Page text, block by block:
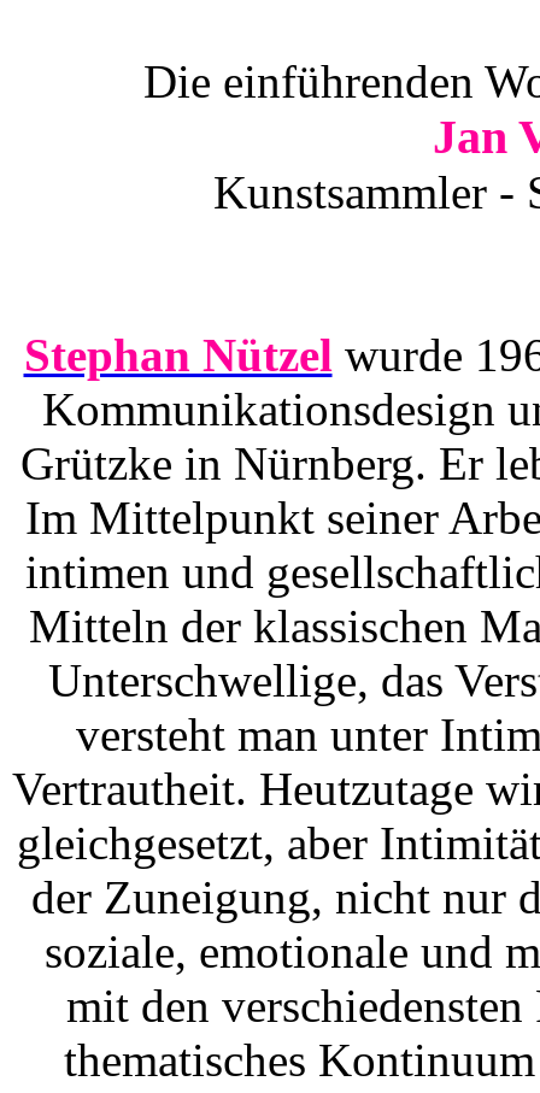
Die einführenden
Jan
Kunstsammler
Stephan Nützel wurde
Kommunikationsdesign
Grützke in Nürnberg. Er
Im Mittelpunkt seiner
intimen und
Mitteln der klassischen
Unterschwellige, das
versteht man unter
Vertrautheit. Heutzutage
gleichgesetzt, aber
der Zuneigung, nicht nur
soziale, emotionale und
mit den
thematisches